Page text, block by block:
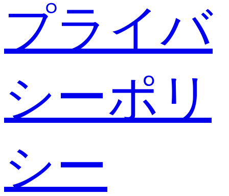
プライバ
シーポリ
シー